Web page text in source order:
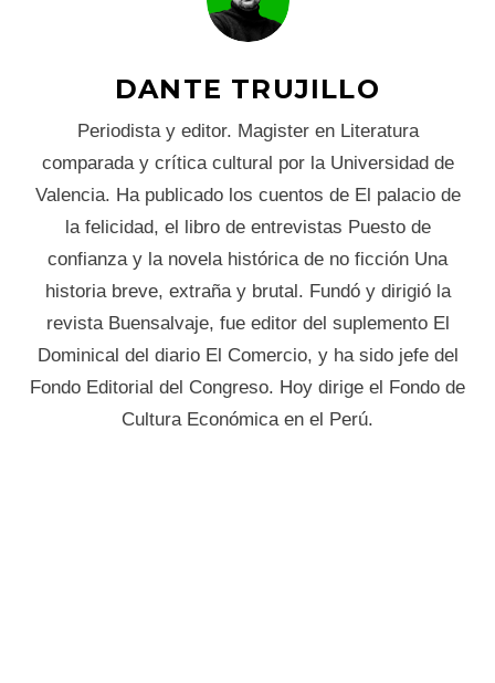
DANTE TRUJILLO
Periodista y editor. Magister en Literatura
comparada y crítica cultural por la Universidad de
Valencia. Ha publicado los cuentos de El palacio de
la felicidad, el libro de entrevistas Puesto de
confianza y la novela histórica de no ficción Una
historia breve, extraña y brutal. Fundó y dirigió la
revista Buensalvaje, fue editor del suplemento El
Dominical del diario El Comercio, y ha sido jefe del
Fondo Editorial del Congreso. Hoy dirige el Fondo de
Cultura Económica en el Perú.